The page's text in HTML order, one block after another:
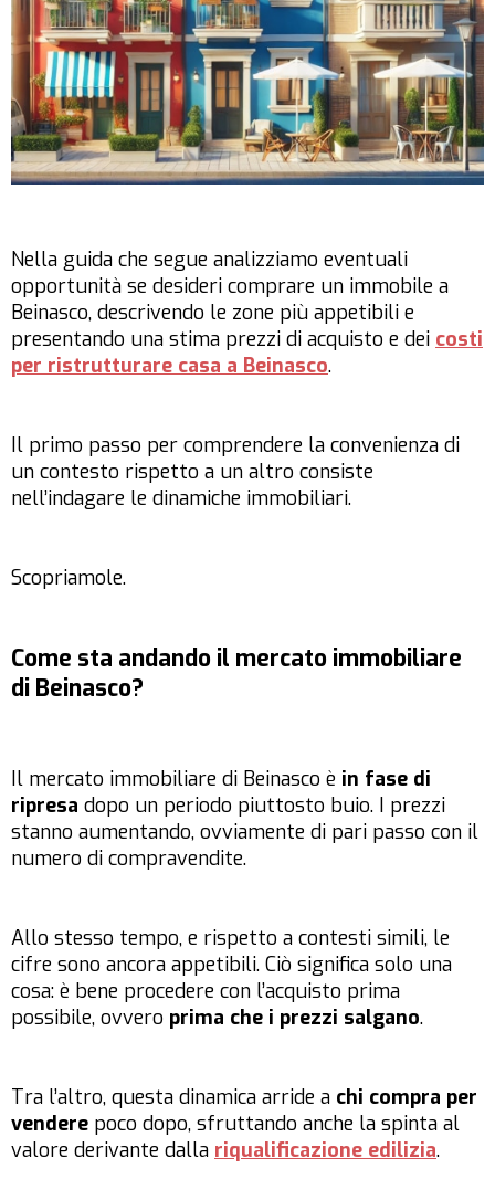
Nella guida che segue analizziamo eventuali
opportunità se desideri comprare un immobile a
Beinasco, descrivendo le zone più appetibili e
presentando una stima prezzi di acquisto e dei costi
per ristrutturare casa a Beinasco.
Il primo passo per comprendere la convenienza di
un contesto rispetto a un altro consiste
nell’indagare le dinamiche immobiliari.
Scopriamole.
Come sta andando il mercato immobiliare
di Beinasco?
Il mercato immobiliare di Beinasco è in fase di
ripresa dopo un periodo piuttosto buio. I prezzi
stanno aumentando, ovviamente di pari passo con il
numero di compravendite.
Allo stesso tempo, e rispetto a contesti simili, le
cifre sono ancora appetibili. Ciò significa solo una
cosa: è bene procedere con l’acquisto prima
possibile, ovvero prima che i prezzi salgano.
Tra l’altro, questa dinamica arride a chi compra per
vendere poco dopo, sfruttando anche la spinta al
valore derivante dalla riqualificazione edilizia.